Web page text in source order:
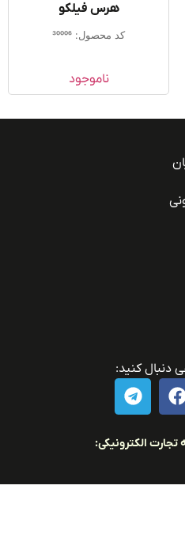
هرس فیلکو
کد محصول: 30006
ناموجود
کنید:
الکترونیکی: